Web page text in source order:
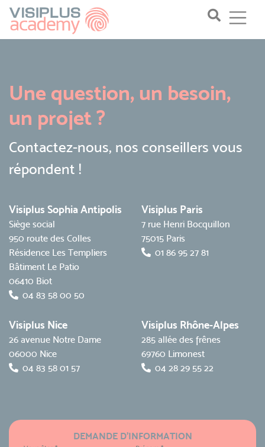
Une question, un besoin,
un projet ?
Contactez-nous, nos conseillers vous
répondent !
Visiplus Sophia Antipolis
Siège social
950 route des Colles
Résidence Les Templiers
Bâtiment Le Patio
06410 Biot
04 83 58 00 50
Visiplus Paris
7 rue Henri Bocquillon
75015 Paris
01 86 95 27 81
Visiplus Nice
26 avenue Notre Dame
06000 Nice
04 83 58 01 57
Visiplus Rhône-Alpes
285 allée des frênes
69760 Limonest
04 28 29 55 22